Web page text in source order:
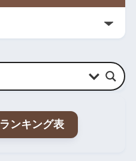
ランキング表